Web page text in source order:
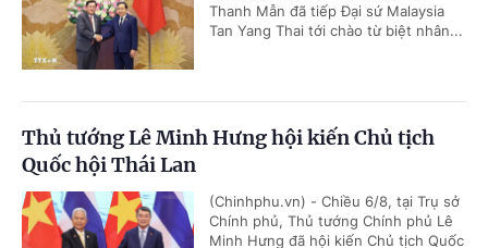
Thanh Mẫn đã tiếp Đại sứ Malaysia
Tan Yang Thai tới chào từ biệt nhân...
Thủ tướng Lê Minh Hưng hội kiến Chủ tịch
Quốc hội Thái Lan
(Chinhphu.vn) - Chiều 6/8, tại Trụ sở
Chính phủ, Thủ tướng Chính phủ Lê
Minh Hưng đã hội kiến Chủ tịch Quốc